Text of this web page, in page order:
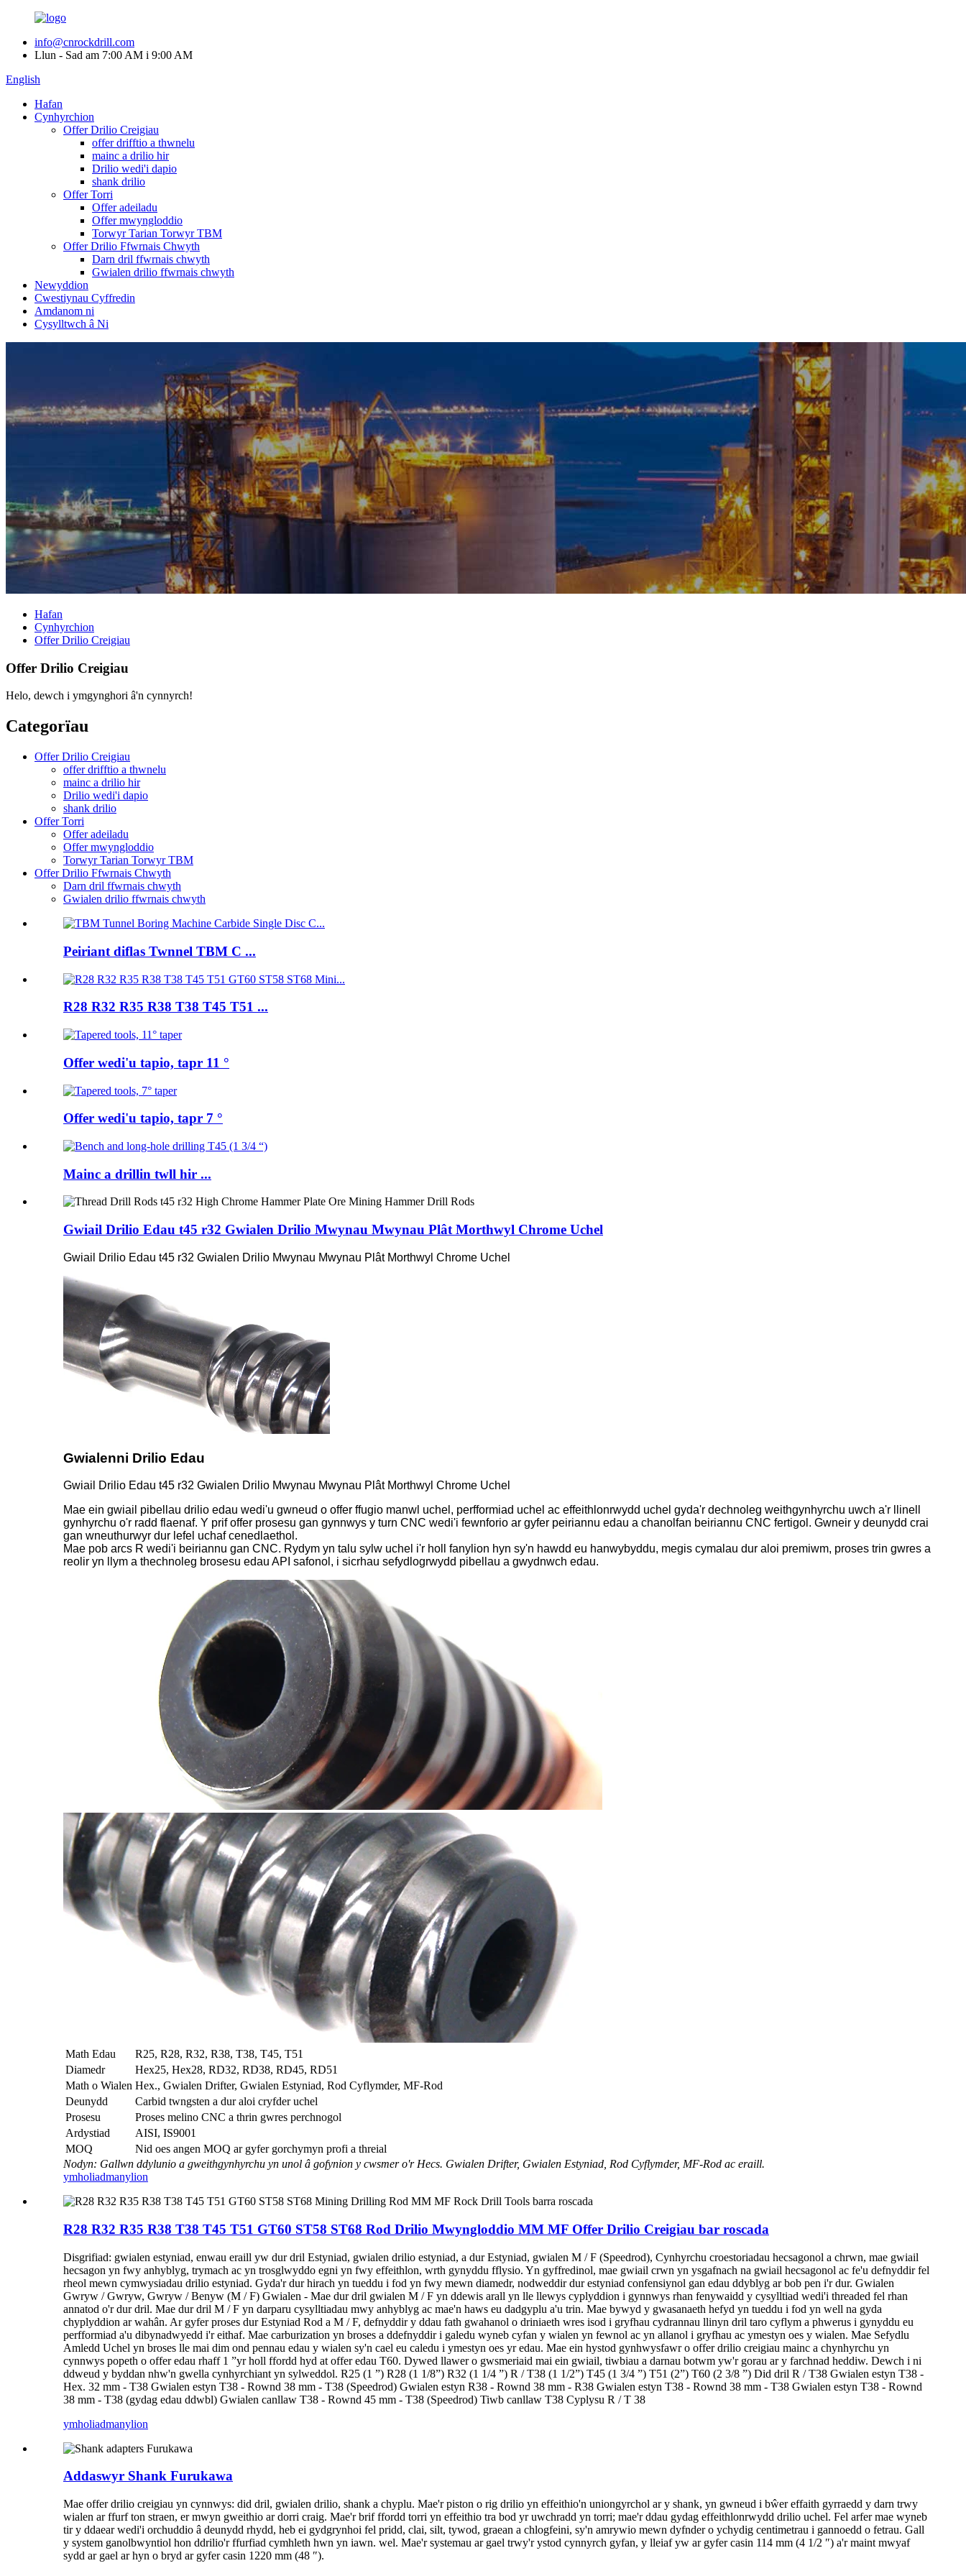
info@cnrockdrill.com
Llun - Sad am 7:00 AM i 9:00 AM
English
Hafan
Cynhyrchion
Offer Drilio Creigiau
offer drifftio a thwnelu
mainc a drilio hir
Drilio wedi'i dapio
shank drilio
Offer Torri
Offer adeiladu
Offer mwyngloddio
Torwyr Tarian Torwyr TBM
Offer Drilio Ffwrnais Chwyth
Darn dril ffwrnais chwyth
Gwialen drilio ffwrnais chwyth
Newyddion
Cwestiynau Cyffredin
Amdanom ni
Cysylltwch â Ni
Hafan
Cynhyrchion
Offer Drilio Creigiau
Offer Drilio Creigiau
Helo, dewch i ymgynghori â'n cynnyrch!
Categorïau
Offer Drilio Creigiau
offer drifftio a thwnelu
mainc a drilio hir
Drilio wedi'i dapio
shank drilio
Offer Torri
Offer adeiladu
Offer mwyngloddio
Torwyr Tarian Torwyr TBM
Offer Drilio Ffwrnais Chwyth
Darn dril ffwrnais chwyth
Gwialen drilio ffwrnais chwyth
Peiriant diflas Twnnel TBM C ...
R28 R32 R35 R38 T38 T45 T51 ...
Offer wedi'u tapio, tapr 11 °
Offer wedi'u tapio, tapr 7 °
Mainc a drillin twll hir ...
Gwiail Drilio Edau t45 r32 Gwialen Drilio Mwynau Mwynau Plât Morthwyl Chrome Uchel
Gwiail Drilio Edau t45 r32 Gwialen Drilio Mwynau Mwynau Plât Morthwyl Chrome Uchel
Gwialenni Drilio Edau
Gwiail Drilio Edau t45 r32 Gwialen Drilio Mwynau Mwynau Plât Morthwyl Chrome Uchel
Mae ein gwiail pibellau drilio edau wedi'u gwneud o offer ffugio manwl uchel, perfformiad uchel ac effeithlonrwydd uchel gyda'r dechnoleg weithgynhyrchu uwch a'r llinell
gynhyrchu o'r radd flaenaf. Y prif offer prosesu gan gynnwys y turn CNC wedi'i fewnforio ar gyfer peiriannu edau a chanolfan beiriannu CNC fertigol. Gwneir y deunydd crai
gan wneuthurwyr dur lefel uchaf cenedlaethol.
Mae pob arcs R wedi'i beiriannu gan CNC. Rydym yn talu sylw uchel i'r holl fanylion hyn sy'n hawdd eu hanwybyddu, megis cymalau dur aloi premiwm, proses trin gwres a
reolir yn llym a thechnoleg brosesu edau API safonol, i sicrhau sefydlogrwydd pibellau a gwydnwch edau.
Math Edau
R25, R28, R32, R38, T38, T45, T51
Diamedr
Hex25, Hex28, RD32, RD38, RD45, RD51
Math o Wialen Hex., Gwialen Drifter, Gwialen Estyniad, Rod Cyflymder, MF-Rod
Deunydd
Carbid twngsten a dur aloi cryfder uchel
Prosesu
Proses melino CNC a thrin gwres perchnogol
Ardystiad
AISI, IS9001
MOQ
Nid oes angen MOQ ar gyfer gorchymyn profi a threial
Nodyn: Gallwn ddylunio a gweithgynhyrchu yn unol â gofynion y cwsmer o'r Hecs. Gwialen Drifter, Gwialen Estyniad, Rod Cyflymder, MF-Rod ac eraill.
ymholiadmanylion
R28 R32 R35 R38 T38 T45 T51 GT60 ST58 ST68 Rod Drilio Mwyngloddio MM MF Offer Drilio Creigiau bar roscada
Disgrifiad: gwialen estyniad, enwau eraill yw dur dril Estyniad, gwialen drilio estyniad, a dur Estyniad, gwialen M / F (Speedrod), Cynhyrchu croestoriadau hecsagonol a chrwn, mae gwiail
hecsagon yn fwy anhyblyg, trymach ac yn trosglwyddo egni yn fwy effeithlon, wrth gynyddu fflysio. Yn gyffredinol, mae gwiail crwn yn ysgafnach na gwiail hecsagonol ac fe'u defnyddir fel
rheol mewn cymwysiadau drilio estyniad. Gyda'r dur hirach yn tueddu i fod yn fwy mewn diamedr, nodweddir dur estyniad confensiynol gan edau ddyblyg ar bob pen i'r dur. Gwialen
Gwryw / Gwryw, Gwryw / Benyw (M / F) Gwialen - Mae dur dril gwialen M / F yn ddewis arall yn lle llewys cyplyddion i gynnwys rhan fenywaidd y cysylltiad wedi'i threaded fel rhan
annatod o'r dur dril. Mae dur dril M / F yn darparu cysylltiadau mwy anhyblyg ac mae'n haws eu dadgyplu a'u trin. Mae bywyd y gwasanaeth hefyd yn tueddu i fod yn well na gyda
chyplyddion ar wahân. Ar gyfer proses dur Estyniad Rod a M / F, defnyddir y ddau fath gwahanol o driniaeth wres isod i gryfhau cydrannau llinyn dril taro cyflym a phwerus i gynyddu eu
perfformiad a'u dibynadwyedd i'r eithaf. Mae carburization yn broses a ddefnyddir i galedu wyneb cyfan y wialen yn fewnol ac yn allanol i gryfhau ac ymestyn oes y wialen. Mae Sefydlu
Amledd Uchel yn broses lle mai dim ond pennau edau y wialen sy'n cael eu caledu i ymestyn oes yr edau. Mae ein hystod gynhwysfawr o offer drilio creigiau mainc a chynhyrchu yn
cynnwys popeth o offer edau rhaff 1 ”yr holl ffordd hyd at offer edau T60. Dywed llawer o gwsmeriaid mai ein gwiail, tiwbiau a darnau botwm yw'r gorau ar y farchnad heddiw. Dewch i ni
ddweud y byddan nhw'n gwella cynhyrchiant yn sylweddol. R25 (1 ”) R28 (1 1/8”) R32 (1 1/4 ”) R / T38 (1 1/2”) T45 (1 3/4 ”) T51 (2”) T60 (2 3/8 ”) Did dril R / T38 Gwialen estyn T38 -
Hex. 32 mm - T38 Gwialen estyn T38 - Rownd 38 mm - T38 (Speedrod) Gwialen estyn R38 - Rownd 38 mm - R38 Gwialen estyn T38 - Rownd 38 mm - T38 Gwialen estyn T38 - Rownd
38 mm - T38 (gydag edau ddwbl) Gwialen canllaw T38 - Rownd 45 mm - T38 (Speedrod) Tiwb canllaw T38 Cyplysu R / T 38
ymholiadmanylion
Addaswyr Shank Furukawa
Mae offer drilio creigiau yn cynnwys: did dril, gwialen drilio, shank a chyplu. Mae'r piston o rig drilio yn effeithio'n uniongyrchol ar y shank, yn gwneud i bŵer effaith gyrraedd y darn trwy
wialen ar ffurf ton straen, er mwyn gweithio ar dorri craig. Mae'r brif ffordd torri yn effeithio tra bod yr uwchradd yn torri; mae'r ddau gydag effeithlonrwydd drilio uchel. Fel arfer mae wyneb
tir y ddaear wedi'i orchuddio â deunydd rhydd, heb ei gydgrynhoi fel pridd, clai, silt, tywod, graean a chlogfeini, sy'n amrywio mewn dyfnder o ychydig centimetrau i gannoedd o fetrau. Gall
y system ganolbwyntiol hon ddrilio'r ffurfiad cymhleth hwn yn iawn. wel. Mae'r systemau ar gael trwy'r ystod cynnyrch gyfan, y lleiaf yw ar gyfer casin 114 mm (4 1/2 ″) a'r maint mwyaf
sydd ar gael ar hyn o bryd ar gyfer casin 1220 mm (48 ″).